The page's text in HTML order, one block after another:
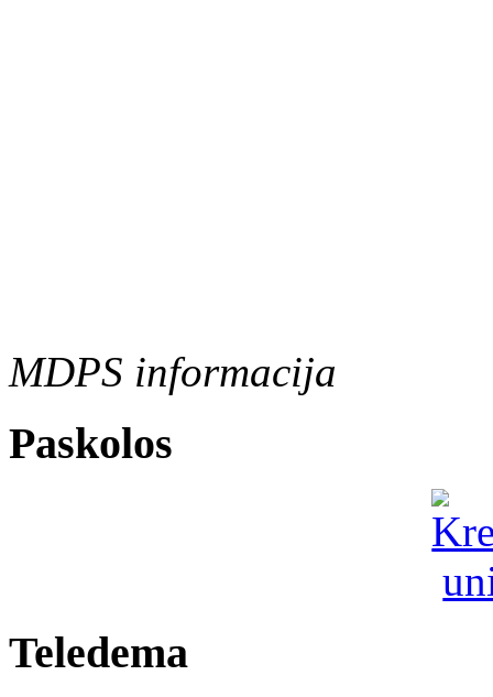
MDPS informacija
Paskolos
Teledema